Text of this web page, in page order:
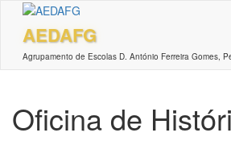
Saltar
conteúdo
AEDAFG
Agrupamento de Escolas D. António Ferreira Gomes,
Oficina de